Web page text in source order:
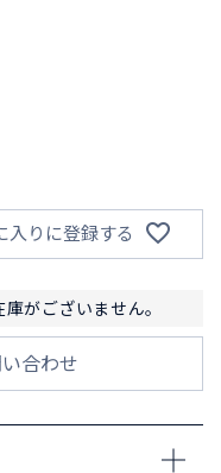
入りに登録する
がございません。
合わせ